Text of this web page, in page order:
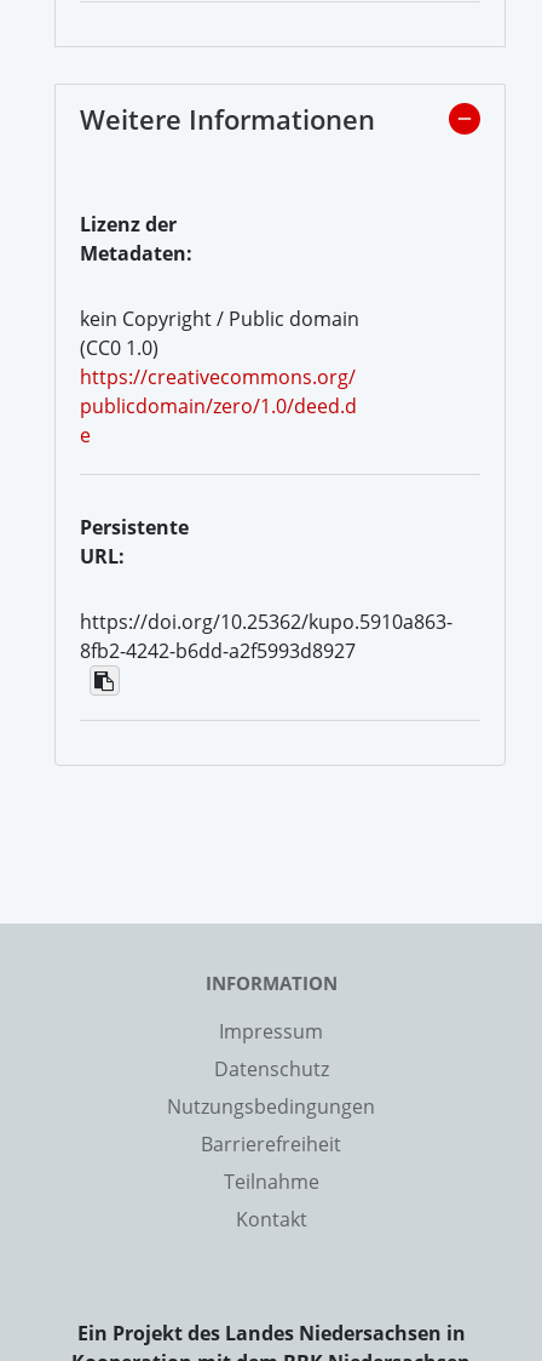
Weitere Informationen
Lizenz der
Metadaten:
kein Copyright / Public domain
(CC0 1.0)
https://creativecommons.org/
publicdomain/zero/1.0/deed.d
e
Persistente
URL:
https://doi.org/10.25362/kupo.5910a863-
8fb2-4242-b6dd-a2f5993d8927
INFORMATION
Impressum
Datenschutz
Nutzungsbedingungen
Barrierefreiheit
Teilnahme
Kontakt
Ein Projekt des Landes Niedersachsen in